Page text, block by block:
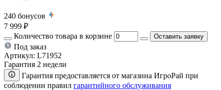
240 бонусов
7 999 ₽
Количество товара в корзине
Оставить заявку
Под заказ
Артикул: L71952
Гарантия 2 недели
Гарантия предоставляется от магазина ИгроРай при
соблюдении правил гарантийного обслуживания